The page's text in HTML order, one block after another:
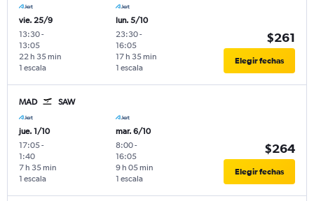
vie. 25/9
13:30-
13:05
1 escala
22 h 35 min
lun. 5/10
23:30-
16:05
1 escala
17 h 35 min
$261
Elegir fechas
MAD SAW
jue. 1/10
17:05-
1:40
1 escala
7 h 35 min
mar. 6/10
8:00-
16:05
1 escala
9 h 05 min
$264
Elegir fechas